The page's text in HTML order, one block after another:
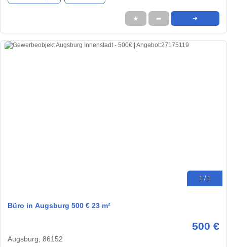
★ ➦ ➜
1 / 1
Büro in Augsburg 500 € 23 m²
500 €
Augsburg, 86152